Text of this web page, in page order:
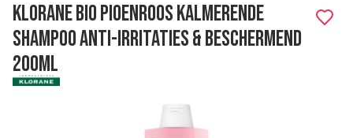
Klorane Bio Pioenroos Kalmerende
Shampoo Anti-Irritaties & Beschermend
200Ml